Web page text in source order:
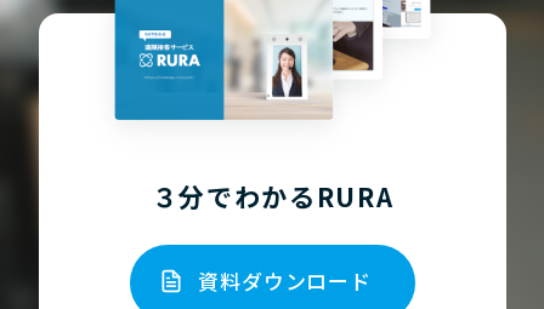
３分でわかるRURA
資料ダウンロード